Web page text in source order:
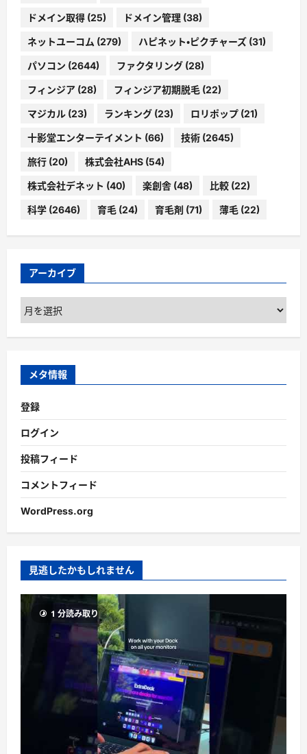
ドメイン取得 (25) ドメイン管理 (38)
ネットユーコム (279) ハピネット・ピクチャーズ (31)
パソコン (2644) ファクタリング (28)
フィンジア (28) フィンジア初期脱毛 (22)
マジカル (23) ランキング (23) ロリポップ (21)
十影堂エンターテイメント (66) 技術 (2645)
旅行 (20) 株式会社AHS (54)
株式会社デネット (40) 楽創舎 (48) 比較 (22)
科学 (2646) 育毛 (24) 育毛剤 (71) 薄毛 (22)
アーカイブ
ア
ー
カ
ブ
メタ情報
登録
ログイン
投稿フィード
コメントフィード
WordPress.org
見逃したかもしれません
1 分読み取り